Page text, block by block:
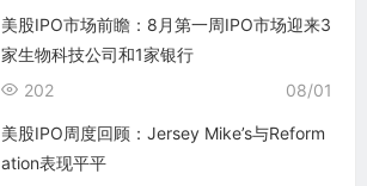
美股IPO市场前瞻：8月第一周IPO市场迎来3
家生物科技公司和1家银行
08/01
202
美股IPO周度回顾：Jersey Mike’s与Reform
ation表现平平